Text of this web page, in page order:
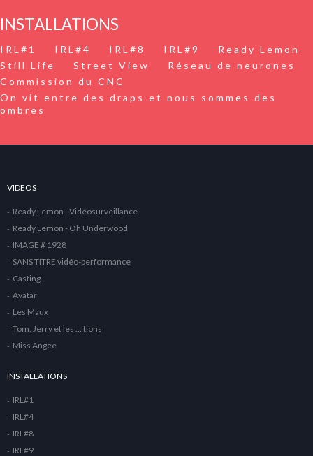
INSTALLATIONS
IRL#1 IRL#4 IRL#8 IRL#9
Ready Lemon
Still Life
Street View
Réseau de neurones
Commission du CNC
On vit entre des draps et nous sommes des
ombres
VIDEOS
Ready Lemon - Vidéosurveillance
Ready Lemon - Oh Underwood
IMAGE # 1928
SANS TITRE vidéo-performance
Casting
Avatar
Les Maux
Tom, Jerry et les … tions
Miss Angee
INSTALLATIONS
IRL#1
IRL#4
IRL#8
IRL#9